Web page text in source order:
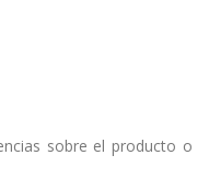
sobre el producto o